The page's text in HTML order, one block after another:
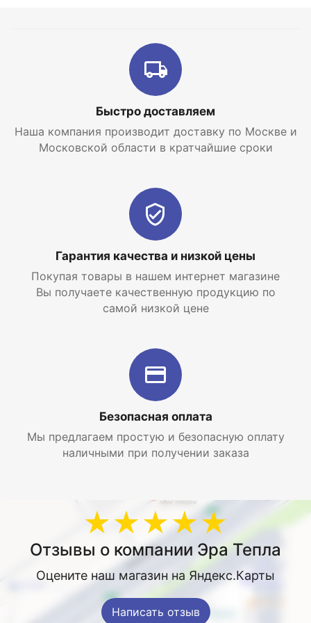
котел для отопления? В интернет магазине
отопительных систем и горячего водоснабжения
Вы всегда сможете
настенный котел Vaillant turboTEC pro VUW 242/5-
по самой низкой цене с доставкой по Москве и
Московской области.
Быстро доставляем
Наша компания производит доставку по Москве и
Московской области в кратчайшие сроки
Гарантия качества и низкой цены
Покупая товары в нашем интернет магазине
Вы получаете качественную продукцию по
самой низкой цене
Безопасная оплата
Мы предлагаем простую и безопасную оплату
наличными при получении заказа
★★★★★
Отзывы о компании Эра Тепла
Оцените наш магазин на Яндекс.Карты
Написать отзыв